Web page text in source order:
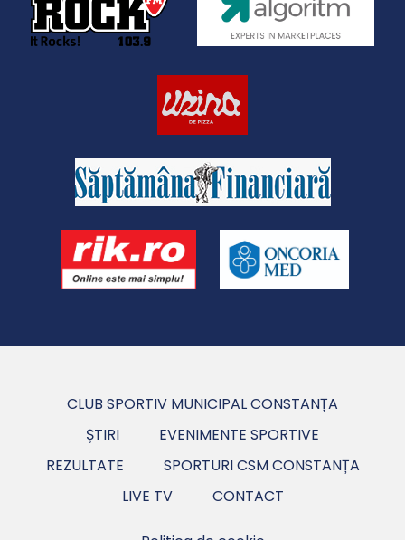
CLUB SPORTIV MUNICIPAL CONSTANȚA
ȘTIRI
EVENIMENTE SPORTIVE
REZULTATE
SPORTURI CSM CONSTANȚA
LIVE TV
CONTACT